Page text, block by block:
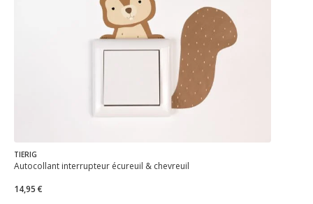
TIERIG
Autocollant interrupteur écureuil & chevreuil
14,95 €